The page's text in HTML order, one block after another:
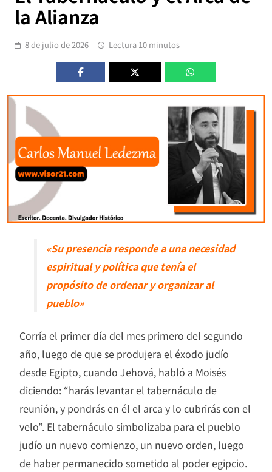
la Alianza
8 de julio de 2026 Lectura 10 minutos
«Su presencia responde a una necesidad
espiritual y política que tenía el
propósito de ordenar y organizar al
pueblo»
Corría el primer día del mes primero del segundo
año, luego de que se produjera el éxodo judío
desde Egipto, cuando Jehová, habló a Moisés
diciendo: “harás levantar el tabernáculo de
reunión, y pondrás en él el arca y lo cubrirás con el
velo”. El tabernáculo simbolizaba para el pueblo
judío un nuevo comienzo, un nuevo orden, luego
de haber permanecido sometido al poder egipcio.